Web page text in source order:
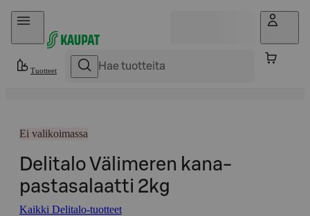
Hyppää sisältöön
Tuotteet
Ei valikoimassa
Delitalo Välimeren kana-
pastasalaatti 2kg
Kaikki Delitalo-tuotteet